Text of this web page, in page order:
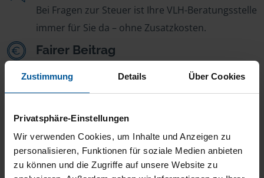
Zustimmung Details Über Cookies
Privatsphäre-Einstellungen
Wir verwenden Cookies, um Inhalte und Anzeigen zu
personalisieren, Funktionen für soziale Medien anbieten
zu können und die Zugriffe auf unsere Website zu
Bei Fragen zur Steuer ist Ihre VLH-Beratungsstelle
immer für Sie da – ohne Zusatzkosten.
Fairer Beitrag
jährlichen Mitgliedsbeitrag, der sich nach Ihren